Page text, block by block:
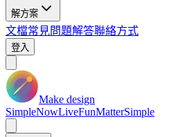
解方案
文檔常見問題解答聯絡方式
登入
Make design
SimpleNowLiveFunMatterSimple